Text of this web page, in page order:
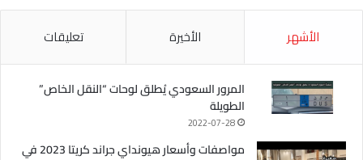
الأشهر الأخيرة تعليقات
المرور السعودي يُطلق لوحات “النقل الخاص”
الطويلة
2022-07-28
مواصفات وأسعار هيونداي جراند كريتا 2023 في